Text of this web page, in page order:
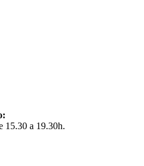
15.30 a 19.30h.